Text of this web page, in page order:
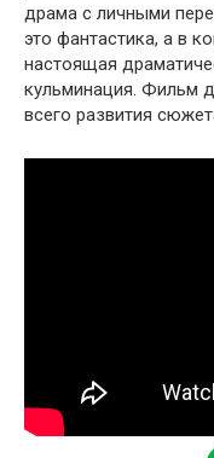
драма с личными
это фантастика, а в
настоящая
кульминация. Фильм
всего развития